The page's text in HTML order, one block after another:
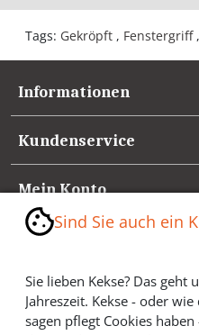
Tags: Gekröpft , Fenstergriff ,
Informationen
Kundenservice
Mein Konto
Referenzen
Medienspiegel &
Sind Sie auch ein
Sie lieben Kekse? Das geht
Jahreszeit. Kekse - oder
sagen pflegt Cookies